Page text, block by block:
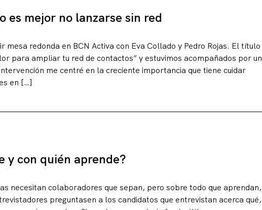
es mejor no lanzarse sin red
redonda en BCN Activa con Eva Collado y Pedro Rojas. El título
para ampliar tu red de contactos” y estuvimos acompañados por un
me centré en la creciente importancia que tiene cuidar
en […]
y con quién aprende?
necesitan colaboradores que sepan, pero sobre todo que aprendan,
preguntasen a los candidatos que entrevistan acerca qué,